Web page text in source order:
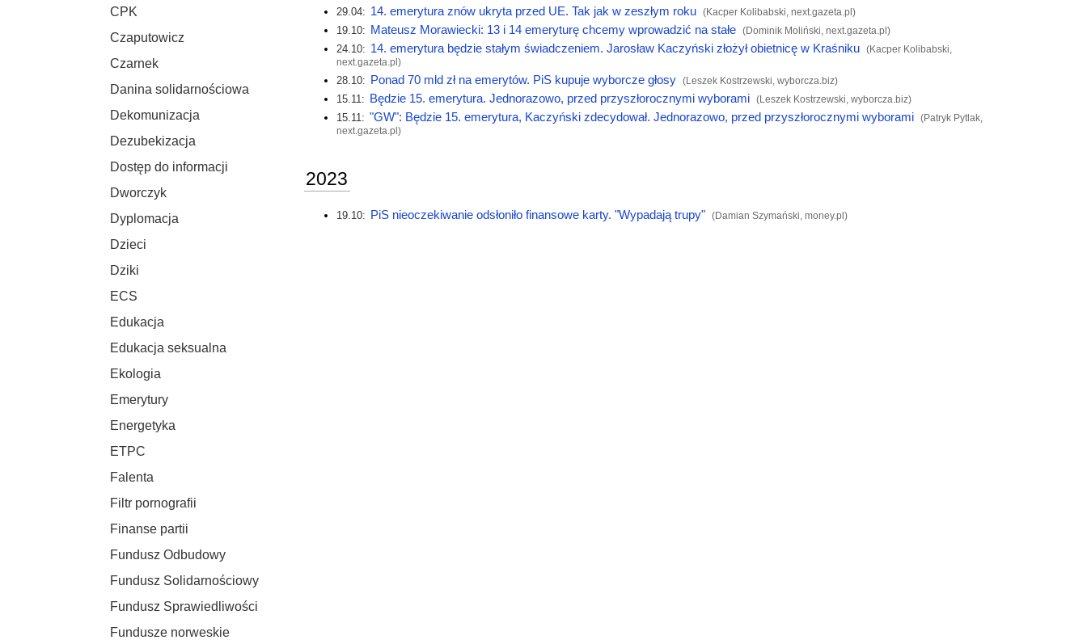
CPK
Czaputowicz
Czarnek
Danina solidarnościowa
Dekomunizacja
Dezubekizacja
Dostęp do informacji
Dworczyk
Dyplomacja
Dzieci
Dziki
ECS
Edukacja
Edukacja seksualna
Ekologia
Emerytury
Energetyka
ETPC
Falenta
Filtr pornografii
Finanse partii
Fundusz Odbudowy
Fundusz Solidarnościowy
Fundusz Sprawiedliwości
Fundusze norweskie
29.04: 14. emerytura znów ukryta przed UE. Tak jak w zeszłym roku (Kacper Kolibabski, next.gazeta.pl)
19.10: Mateusz Morawiecki: 13 i 14 emeryturę chcemy wprowadzić na stałe (Dominik Moliński, next.gazeta.pl)
24.10: 14. emerytura będzie stałym świadczeniem. Jarosław Kaczyński złożył obietnicę w Kraśniku (Kacper Kolibabski,
next.gazeta.pl)
28.10: Ponad 70 mld zł na emerytów. PiS kupuje wyborcze głosy (Leszek Kostrzewski, wyborcza.biz)
15.11: Będzie 15. emerytura. Jednorazowo, przed przyszłorocznymi wyborami (Leszek Kostrzewski, wyborcza.biz)
15.11: "GW": Będzie 15. emerytura, Kaczyński zdecydował. Jednorazowo, przed przyszłorocznymi wyborami (Patryk Pytlak,
next.gazeta.pl)
2023
19.10: PiS nieoczekiwanie odsłoniło finansowe karty. "Wypadają trupy" (Damian Szymański, money.pl)